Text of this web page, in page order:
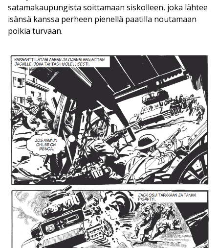
satamakaupungista soittamaan siskolleen, joka lähtee
isänsä kanssa perheen pienellä paatilla noutamaan
poikia turvaan.